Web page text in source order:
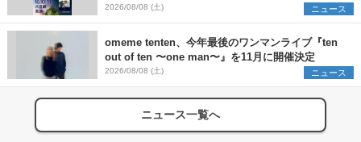
SCOOBIE DO、かりゆし58、Reiを発表
2026/08/08 (土) ニュース
omeme tenten、今年最後のワンマンライブ『ten
out of ten 〜one man〜』を11月に開催決定
2026/08/08 (土) ニュース
ニュース一覧へ